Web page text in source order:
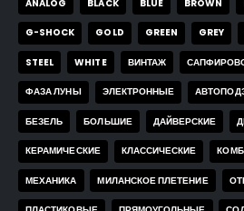
ANALOG BLACK BLUE BROWN
G-SHOCK GOLD GREEN GREY
STEEL WHITE ВИНТАЖ
ФАЗА ЛУНЫ ЭЛЕКТРОННЫЕ
БЕЗЕЛЬ БОЛЬШИЕ ДАЙВЕРСКИЕ
КЕРАМИЧЕСКИЕ КЛАССИЧЕСКИЕ
МЕХАНИКА МИЛАНСКОЕ ПЛЕТЕНИЕ